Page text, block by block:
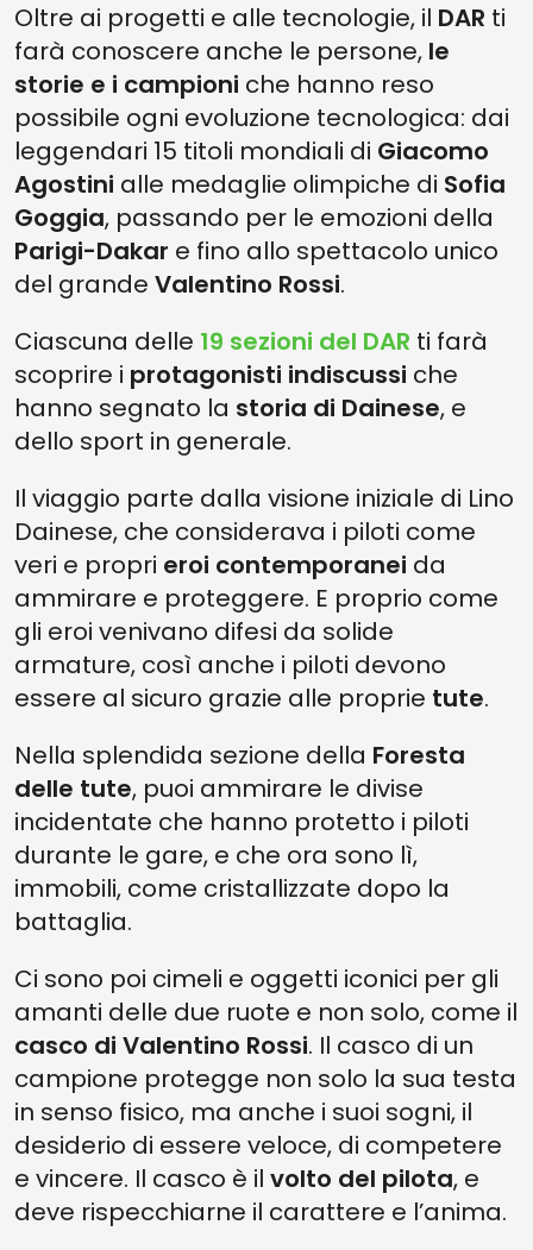
Oltre ai progetti e alle tecnologie, il DAR ti
farà conoscere anche le persone, le
storie e i campioni che hanno reso
possibile ogni evoluzione tecnologica: dai
leggendari 15 titoli mondiali di Giacomo
Agostini alle medaglie olimpiche di Sofia
Goggia, passando per le emozioni della
Parigi-Dakar e fino allo spettacolo unico
del grande Valentino Rossi.
Ciascuna delle 19 sezioni del DAR ti farà
scoprire i protagonisti indiscussi che
hanno segnato la storia di Dainese, e
dello sport in generale.
Il viaggio parte dalla visione iniziale di Lino
Dainese, che considerava i piloti come
veri e propri eroi contemporanei da
ammirare e proteggere. E proprio come
gli eroi venivano difesi da solide
armature, così anche i piloti devono
essere al sicuro grazie alle proprie tute.
Nella splendida sezione della Foresta
delle tute, puoi ammirare le divise
incidentate che hanno protetto i piloti
durante le gare, e che ora sono lì,
immobili, come cristallizzate dopo la
battaglia.
Ci sono poi cimeli e oggetti iconici per gli
amanti delle due ruote e non solo, come il
casco di Valentino Rossi. Il casco di un
campione protegge non solo la sua testa
in senso fisico, ma anche i suoi sogni, il
desiderio di essere veloce, di competere
e vincere. Il casco è il volto del pilota, e
deve rispecchiarne il carattere e l’anima.